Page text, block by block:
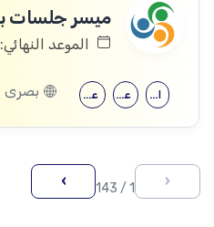
الموعد النهائي: 21/08/2026
علم اجتماع علم النفس الحقوق
‹
1 / 143
›